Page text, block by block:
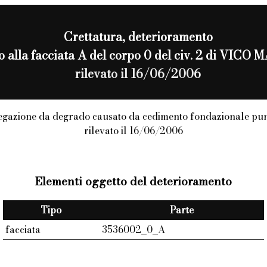
Crettatura, deterioramento
alla facciata A del corpo 0 del civ. 2 di VICO
rilevato il 16/06/2006
da degrado causato da cedimento fondazionale
rilevato il 16/06/2006
Elementi oggetto del deterioramento
Tipo
Parte
facciata
3536002_0_A